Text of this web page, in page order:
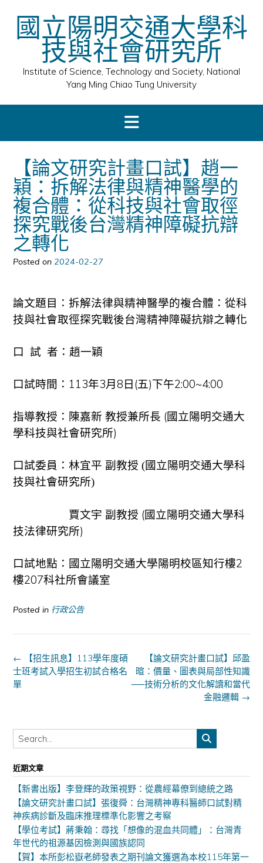
content國立陽明交通大學科
技與社會研究所
Institute of Science, Technology and Society, National
Yang Ming Chiao Tung University
【論文研究計畫口試】趙一
穎：拆解法律與精神醫學的
複合體：從科技與社會取徑
探究戰後台灣精神障礙抗辯
之轉化
Posted on 2024-02-27
論文題目：拆解法律與精神醫學的複合體：從科
技與社會取徑探究戰後台灣精神障礙抗辯之轉化
口 試 者：趙一穎
口試時間：113年3月8日(五)下午2:00~4:00
指導教授：陳嘉新 教授兼所長 (國立陽明交通大
學科技與社會研究所)
口試委員： 林宜平 副教授 (國立陽明交通大學科
技與社會研究所)
賈文宇 副教授 (國立陽明交通大學科
技法律研究所)
口試地點：國立陽明交通大學陽明校區知行樓2
樓207科社所會議室
Posted in 行政公告
Post
navigation
【論文研究計畫口試】邱盈
暄：價量、圖表與局部性知識
──技術分析的文化解讀和當代
金融邏輯 →
←
【招生訊息】113學年度碩
士班考試入學招生初試合格名
單
近期文章
【新書出版】李登輝的政策視野：從農經幕僚到總統之路
【論文研究計畫口試】張復舜：台灣精神專科醫師口試對精
神疾病診斷及臨床推理標準化影響之考察
【學位考試】蔣秉翰：尋找「想像的混血共同體」：台灣青
年世代的祖源基因檢測與國族認同
【賀】本所彭松嶽老師發表之期刊論文獲選為本校115年第一